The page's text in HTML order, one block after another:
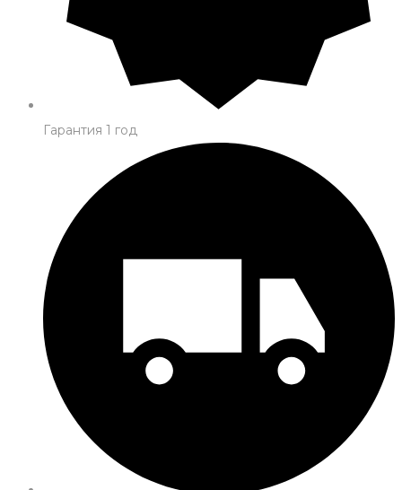
Гарантия 1 год